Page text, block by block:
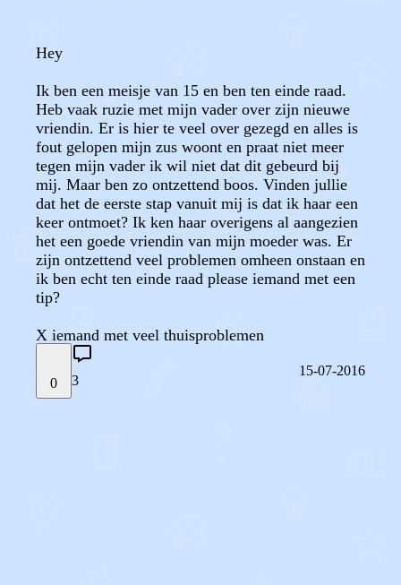
Hey
Ik ben een meisje van 15 en ben ten einde raad.
Heb vaak ruzie met mijn vader over zijn nieuwe
vriendin. Er is hier te veel over gezegd en alles is
fout gelopen mijn zus woont en praat niet meer
tegen mijn vader ik wil niet dat dit gebeurd bij
mij. Maar ben zo ontzettend boos. Vinden jullie
dat het de eerste stap vanuit mij is dat ik haar een
keer ontmoet? Ik ken haar overigens al aangezien
het een goede vriendin van mijn moeder was. Er
zijn ontzettend veel problemen omheen onstaan en
ik ben echt ten einde raad please iemand met een
tip?
X iemand met veel thuisproblemen
0 3
15-07-2016